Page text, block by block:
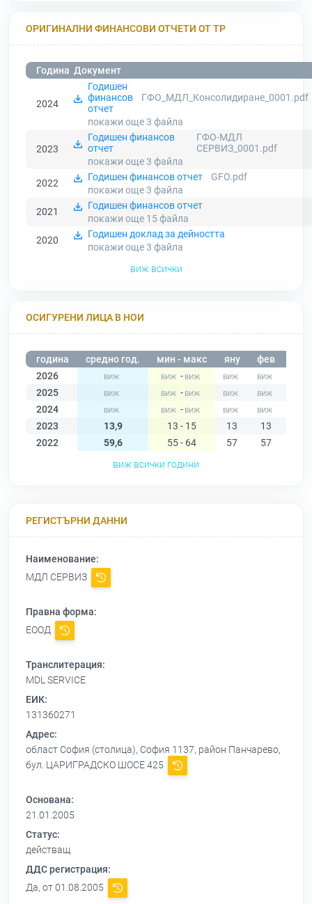
ОРИГИНАЛНИ ФИНАНСОВИ ОТЧЕТИ ОТ ТР
Година Документ
2024
Годишен
финансов
отчет
ГФО_МДЛ_Консолидиране_0001.pdf
покажи още 3 файла
2023
Годишен финансов
отчет
ГФО-МДЛ
СЕРВИЗ_0001.pdf
покажи още 3 файла
2022
Годишен финансов отчет
GFO.pdf
покажи още 3 файла
2021
Годишен финансов отчет
покажи още 15файла
2020
Годишен доклад за дейността
покажи още 3 файла
виж всички
ОСИГУРЕНИ ЛИЦА В НОИ
година средно год. мин - макс яну фев
2026
-
2025
-
2024
-
2023
13,9 13 - 15 13 13
2022
59,6 55 - 64 57 57
виж всички години
РЕГИСТЪРНИ ДАННИ
Наименование:
МДЛ СЕРВИЗ
Правна форма:
ЕООД
Транслитерация:
MDL SERVICE
ЕИК:
131360271
Адрес:
област София (столица), София 1137, район Панчарево,
бул. ЦАРИГРАДСКО ШОСЕ 425
Основана:
21.01.2005
Статус:
действащ
ДДС регистрация:
Да, от 01.08.2005